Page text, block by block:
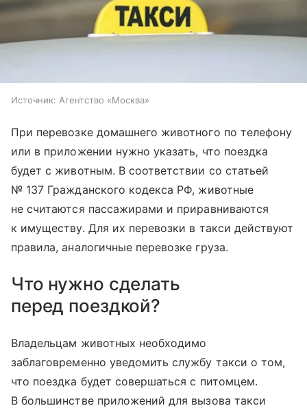
Источник: Агентство «Москва»
При перевозке домашнего животного по телефону
или в приложении нужно указать, что поездка
будет с животным. В соответствии со статьей
№ 137 Гражданского кодекса РФ, животные
не считаются пассажирами и приравниваются
к имуществу. Для их перевозки в такси действуют
правила, аналогичные перевозке груза.
Что нужно сделать
перед поездкой?
Владельцам животных необходимо
заблаговременно уведомить службу такси о том,
что поездка будет совершаться с питомцем.
В большинстве приложений для вызова такси